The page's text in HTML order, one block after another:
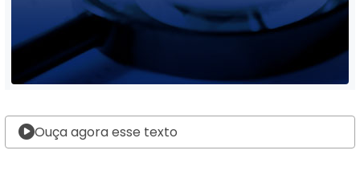
Ouça agora esse texto